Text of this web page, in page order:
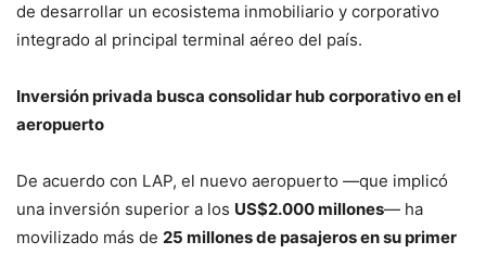
de desarrollar un ecosistema inmobiliario y corporativo
integrado al principal terminal aéreo del país.
Inversión privada busca consolidar hub corporativo en el
aeropuerto
De acuerdo con LAP, el nuevo aeropuerto —que implicó
una inversión superior a los US$2.000 millones— ha
movilizado más de 25 millones de pasajeros en su primer